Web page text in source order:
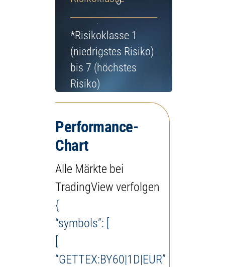
*Risikoklasse 1
(niedrigstes Risiko)
bis 7 (höchstes
Risiko)
Performance-
Chart
Alle Märkte bei
TradingView verfolgen
{
“symbols”: [
“GETTEX:BY60|1D|EUR”